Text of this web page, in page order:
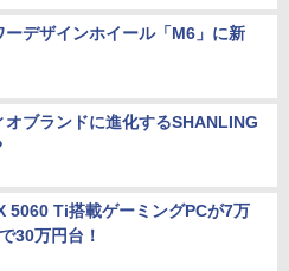
ーデザインホイール「M6」に新
オブランドに進化するSHANLING
5060 Ti搭載ゲーミングPCが7万
30万円台！